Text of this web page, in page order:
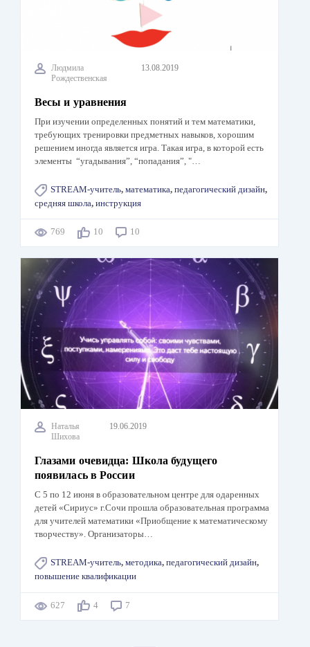
Людмила
Рождественская
13.08.2019
Весы и уравнения
При изучении определенных понятий и тем математики,
требующих тренировки предметных навыков, хорошим
решением иногда является игра. Такая игра, в которой есть
элементы “угадывания”, “попадания”, "…
STREAM-учитель, математика, педагогический дизайн,
средняя школа, инструкция
769 10 10
Наталья
Шихова
19.06.2019
Глазами очевидца: Школа будущего
появилась в России
С 5 по 12 июня в образовательном центре для одаренных
детей «Сириус» г.Сочи прошла образовательная программа
для учителей математики «Приобщение к математическому
творчеству». Организаторы…
STREAM-учитель, методика, педагогический дизайн,
повышение квалификации
627 4 7